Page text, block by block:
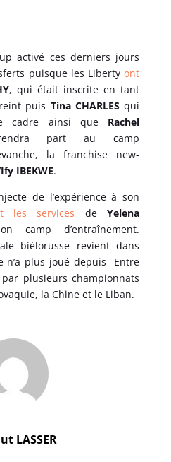
activé ces derniers jours
puisque les Libertyont
, qui était inscrite en tant
puis Tina CHARLESqui
cadre ainsi que Rachel
part au camp
la franchise new-
Ify IBEKWE.
de l’expérience à son
les services deYelena
camp d’entraînement.
biélorusse revient dans
n’a plus joué depuis Entre
plusieurs championnats
la Chine et le Liban.
LASSER